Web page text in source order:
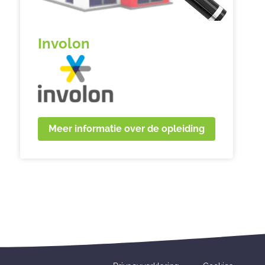
Involon
Meer informatie over de opleiding